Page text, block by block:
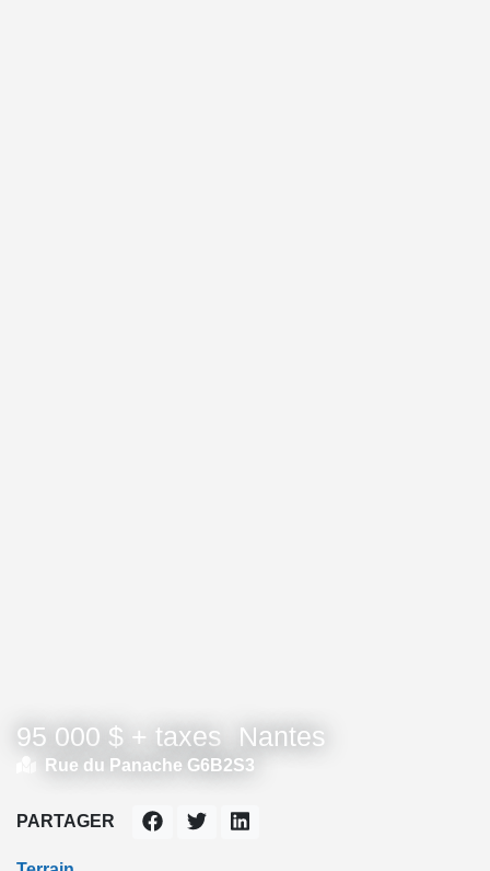
95 000 $ + taxes Nantes
Rue du Panache G6B2S3
PARTAGER